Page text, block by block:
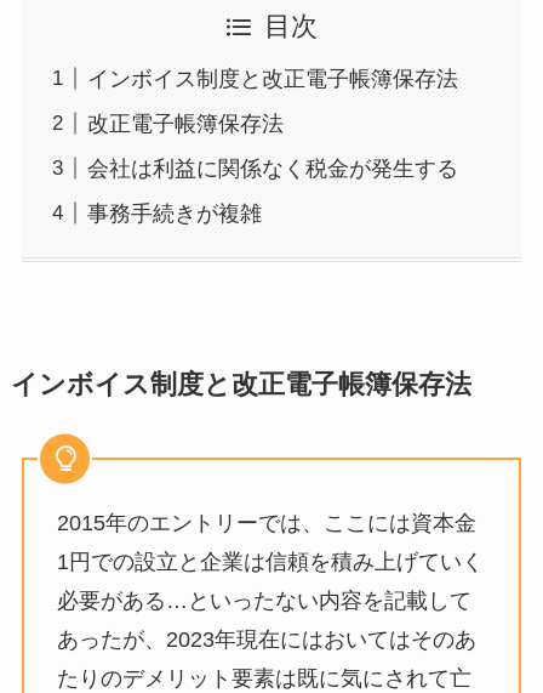
目次
インボイス制度と改正電子帳簿保存法
改正電子帳簿保存法
会社は利益に関係なく税金が発生する
事務手続きが複雑
インボイス制度と改正電子帳簿保存法
2015年のエントリーでは、ここには資本金
1円での設立と企業は信頼を積み上げていく
必要がある…といったない内容を記載して
あったが、2023年現在にはおいてはそのあ
たりのデメリット要素は既に気にされて亡